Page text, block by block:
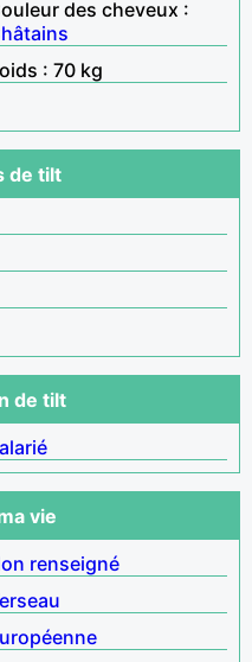
des cheveux :
: 70 kg
de tilt
de tilt
vie
renseigné